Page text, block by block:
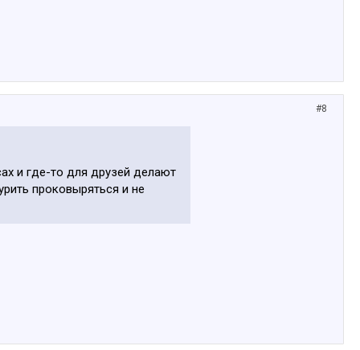
#8
и где-то для друзей делают
проковыряться и не